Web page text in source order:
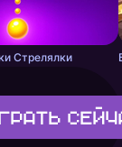
Стрелялки